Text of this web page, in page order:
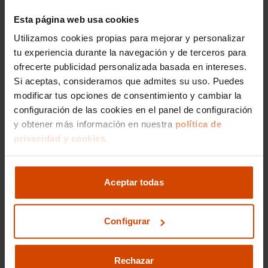
Esta página web usa cookies
Utilizamos cookies propias para mejorar y personalizar
tu experiencia durante la navegación y de terceros para
ofrecerte publicidad personalizada basada en intereses.
Si aceptas, consideramos que admites su uso. Puedes
modificar tus opciones de consentimiento y cambiar la
configuración de las cookies en el panel de configuración
y obtener más información en nuestra política de
privacidad y cookies.
Aceptar todas
Configurar
Rechazar
¿Especificaciones de un Opel
Astra GS en Ciudad Real?
El Opel Astra GS cuenta con un motor eficiente
y dinámico que ofrece un buen equilibrio entre
potencia y economía de combustible. Este
modelo suele incluir características de confort
avanzadas como aire acondicionado, sistemas
agradable y estable.
¿Qué ventajas aporta el diseño
del Opel Astra GS en Ciudad